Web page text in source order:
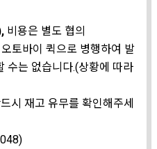
비용은 별도 협의
토바이 퀵으로 병행하여 발
수는 없습니다.(상황에 따라
시 재고 유무를 확인해주세